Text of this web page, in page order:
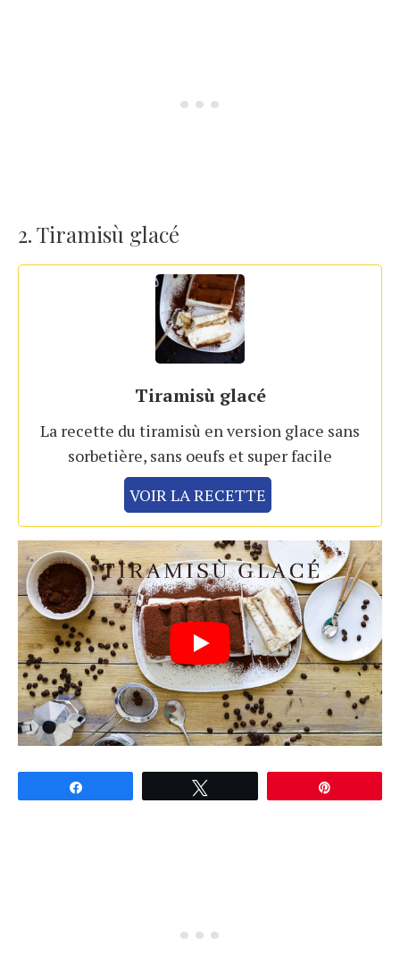
2. Tiramisù glacé
Tiramisù glacé
La recette du tiramisù en version glace sans
sorbetière, sans oeufs et super facile
VOIR LA RECETTE